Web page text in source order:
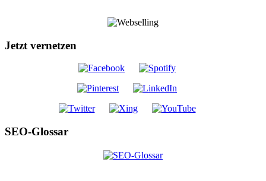
Jetzt vernetzen
SEO-Glossar